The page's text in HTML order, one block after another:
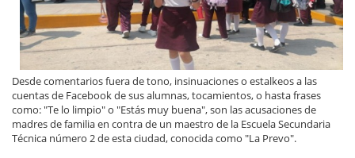
Desde comentarios fuera de tono, insinuaciones o estalkeos a las
cuentas de Facebook de sus alumnas, tocamientos, o hasta frases
como: "Te lo limpio" o "Estás muy buena", son las acusaciones de
madres de familia en contra de un maestro de la Escuela Secundaria
Técnica número 2 de esta ciudad, conocida como "La Prevo".